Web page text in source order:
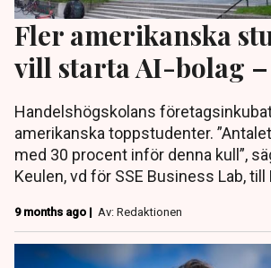
Fler amerikanska
vill starta AI-bolag
Handelshögskolans
amerikanska toppstudenter.
med 30 procent inför denna kull”,
Keulen, vd för SSE Business Lab, till
9 months ago | Av: Redaktionen